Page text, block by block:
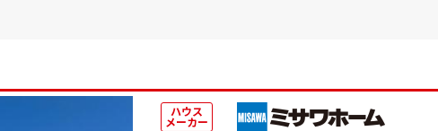
ハウス
メーカー